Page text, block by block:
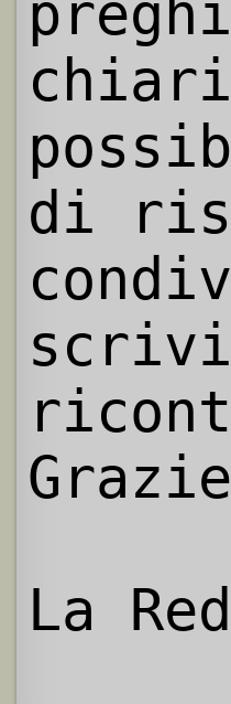
di
La